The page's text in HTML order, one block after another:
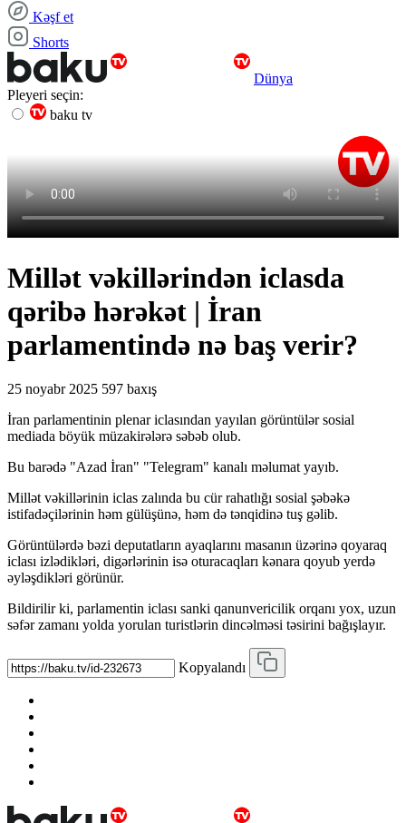
Kəşf et
Shorts
Dünya
Pleyeri seçin:
baku tv
Millət vəkillərindən iclasda
qəribə hərəkət | İran
parlamentində nə baş verir?
25 noyabr 2025 597 baxış
İran parlamentinin plenar iclasından yayılan görüntülər sosial
mediada böyük müzakirələrə səbəb olub.
Bu barədə "Azad İran" "Telegram" kanalı məlumat yayıb.
Millət vəkillərinin iclas zalında bu cür rahatlığı sosial şəbəkə
istifadəçilərinin həm gülüşünə, həm də tənqidinə tuş gəlib.
Görüntülərdə bəzi deputatların ayaqlarını masanın üzərinə qoyaraq
iclası izlədikləri, digərlərinin isə oturacaqları kənara qoyub yerdə
əyləşdikləri görünür.
Bildirilir ki, parlamentin iclası sanki qanunvericilik orqanı yox, uzun
səfər zamanı yolda yorulan turistlərin dincəlməsi təsirini bağışlayır.
Kopyalandı